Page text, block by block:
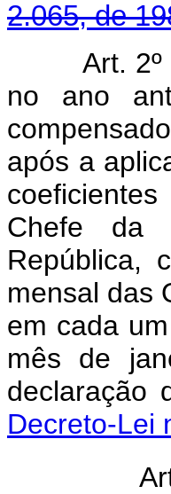
2.065, de
Art.
no ano
após a
Chefe da
República,
mensal das
em cada
mês de
Decreto-Lei